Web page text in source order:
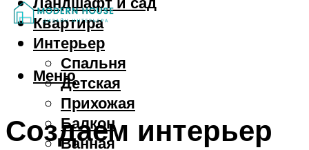
Квартира
Интерьер
Спальня
Детская
Прихожая
Балкон
Ванная
Меню
Создаем интерьер